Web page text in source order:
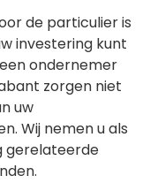
de particulier is
investering kunt
ondernemer
zorgen niet
uw
Wij nemen u als
gerelateerde